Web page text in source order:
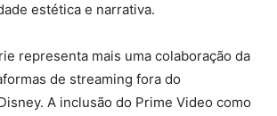
estética e narrativa.
representa mais uma colaboração da
de streaming fora do
A inclusão do Prime Video como